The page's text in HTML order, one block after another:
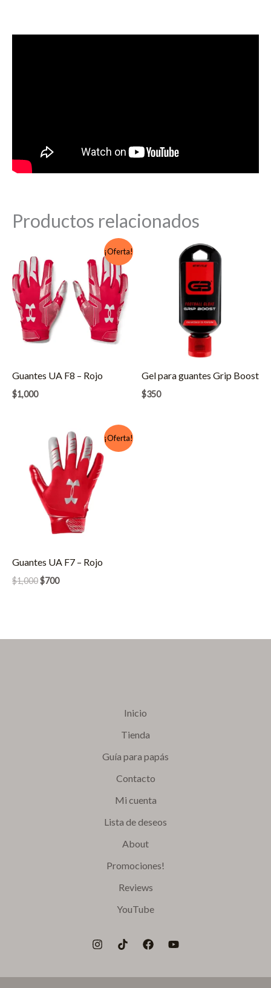
Productos relacionados
¡Oferta!
Guantes UA F8 – Rojo
$1,000
Gel para guantes Grip Boost
$350
¡Oferta!
Guantes UA F7 – Rojo
$1,000El
$700El
Inicio
Tienda
Guía para papás
Contacto
Mi cuenta
Lista de deseos
About
Promociones!
Reviews
YouTube